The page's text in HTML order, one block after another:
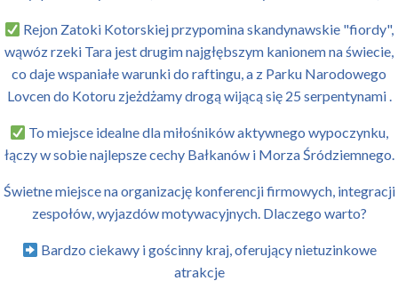
Rejon Zatoki Kotorskiej przypomina skandynawskie "fiordy",
wąwóz rzeki Tara jest drugim najgłębszym kanionem na świecie,
co daje wspaniałe warunki do raftingu, a z Parku Narodowego
Lovcen do Kotoru zjeżdżamy drogą wijącą się 25 serpentynami .
To miejsce idealne dla miłośników aktywnego wypoczynku,
łączy w sobie najlepsze cechy Bałkanów i Morza Śródziemnego.
Świetne miejsce na organizację konferencji firmowych, integracji
zespołów, wyjazdów motywacyjnych. Dlaczego warto?
Bardzo ciekawy i gościnny kraj, oferujący nietuzinkowe
atrakcje